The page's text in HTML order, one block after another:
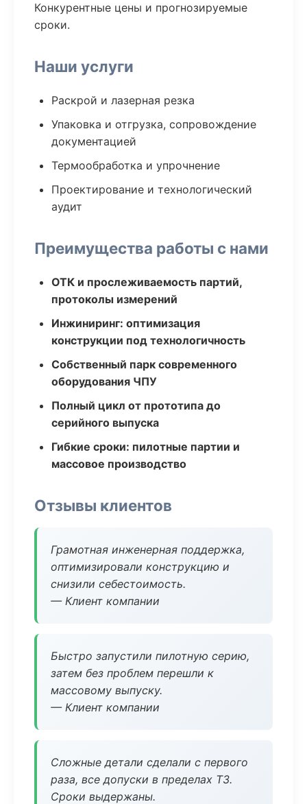
Конкурентные цены и прогнозируемые
сроки.
Наши услуги
Раскрой и лазерная резка
Упаковка и отгрузка, сопровождение
документацией
Термообработка и упрочнение
Проектирование и технологический
аудит
Преимущества работы с нами
ОТК и прослеживаемость партий,
протоколы измерений
Инжиниринг: оптимизация
конструкции под технологичность
Собственный парк современного
оборудования ЧПУ
Полный цикл от прототипа до
серийного выпуска
Гибкие сроки: пилотные партии и
массовое производство
Отзывы клиентов
Грамотная инженерная поддержка,
оптимизировали конструкцию и
снизили себестоимость.
— Клиент компании
Быстро запустили пилотную серию,
затем без проблем перешли к
массовому выпуску.
— Клиент компании
Сложные детали сделали с первого
раза, все допуски в пределах ТЗ.
Сроки выдержаны.